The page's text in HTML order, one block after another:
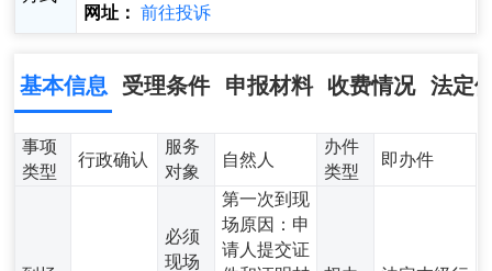
网址： 前往投诉
基本信息 受理条件 申报材料 收费情况 法定
事项
类型
行政确认
服务
对象
自然人
办件
类型
即办件
必须
现场
第一次到现
场原因：申
请人提交证